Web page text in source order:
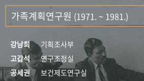
정책과 연구 키워드로 보는 연구 역사
간행물 변천사
기록물 아카이브
사진 아카이브 문서 기록물 행정박물
가족계획연구원 (1971. ~ 1981.)
강남희
기획조사부
고갑석
연구조정실
공세권
보건제도연구실